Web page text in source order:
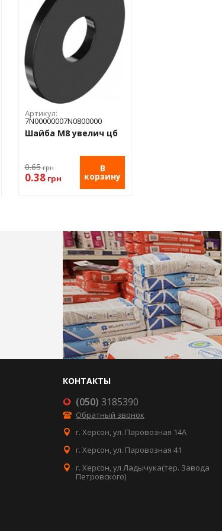
Артикул:
7N00000007N0800000
Шайба М8 увелич цб
0.65грн
0.38грн
В
корзину
КОНТАКТЫ
(050) 3185390
Обратный звонок
г. Херсон, ул. Паровозная 14А
г. Херсон, ул. Паровозная 41
г. Херсон, ул Ладычука(тер. Завода
Петровского)